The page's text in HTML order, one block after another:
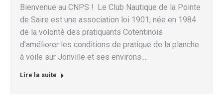
Bienvenue au CNPS ! Le Club Nautique de la Pointe
de Saire est une association loi 1901, née en 1984
de la volonté des pratiquants Cotentinois
d’améliorer les conditions de pratique de la planche
à voile sur Jonville et ses environs.…
Lire la suite